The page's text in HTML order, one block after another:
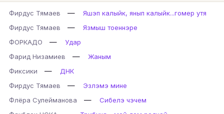
Фирдус Тямаев —
Яшэп калыйк, янып калыйк...гомер утя
Фирдус Тямаев
—
Язмыш тоеннэре
ФОРКАДО
—
Удар
Фарид Низамиев
—
Жаным
Фиксики
—
ДНК
Фирдус Тямаев
—
Эзлэмэ мине
Флёра Сулейманова
—
Сибелэ чэчем